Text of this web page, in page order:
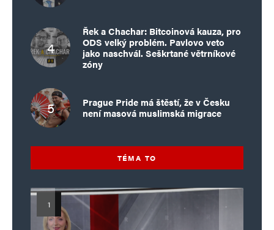
Řek a Chachar: Bitcoinová kauza, pro
ODS velký problém. Pavlovo veto
jako naschvál. Seškrtané větrníkové
zóny
Prague Pride má štěstí, že v Česku
není masová muslimská migrace
TÉMA TO